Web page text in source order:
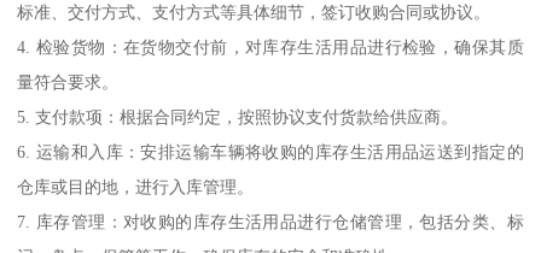
标准、交付方式、支付方式等具体细节，签订收购合同或协议。
4. 检验货物：在货物交付前，对库存生活用品进行检验，确保其质
量符合要求。
5. 支付款项：根据合同约定，按照协议支付货款给供应商。
6. 运输和入库：安排运输车辆将收购的库存生活用品运送到指定的
仓库或目的地，进行入库管理。
7. 库存管理：对收购的库存生活用品进行仓储管理，包括分类、标